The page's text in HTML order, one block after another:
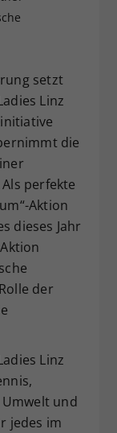
setzt
Linz
die
perfekte
Aktion
dieses Jahr
der
Linz
und
jedes im
Consent-
Ihrer
falls der
eingestellt